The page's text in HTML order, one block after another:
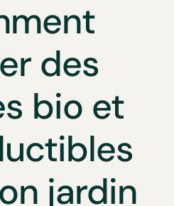
des
bio et
jardin